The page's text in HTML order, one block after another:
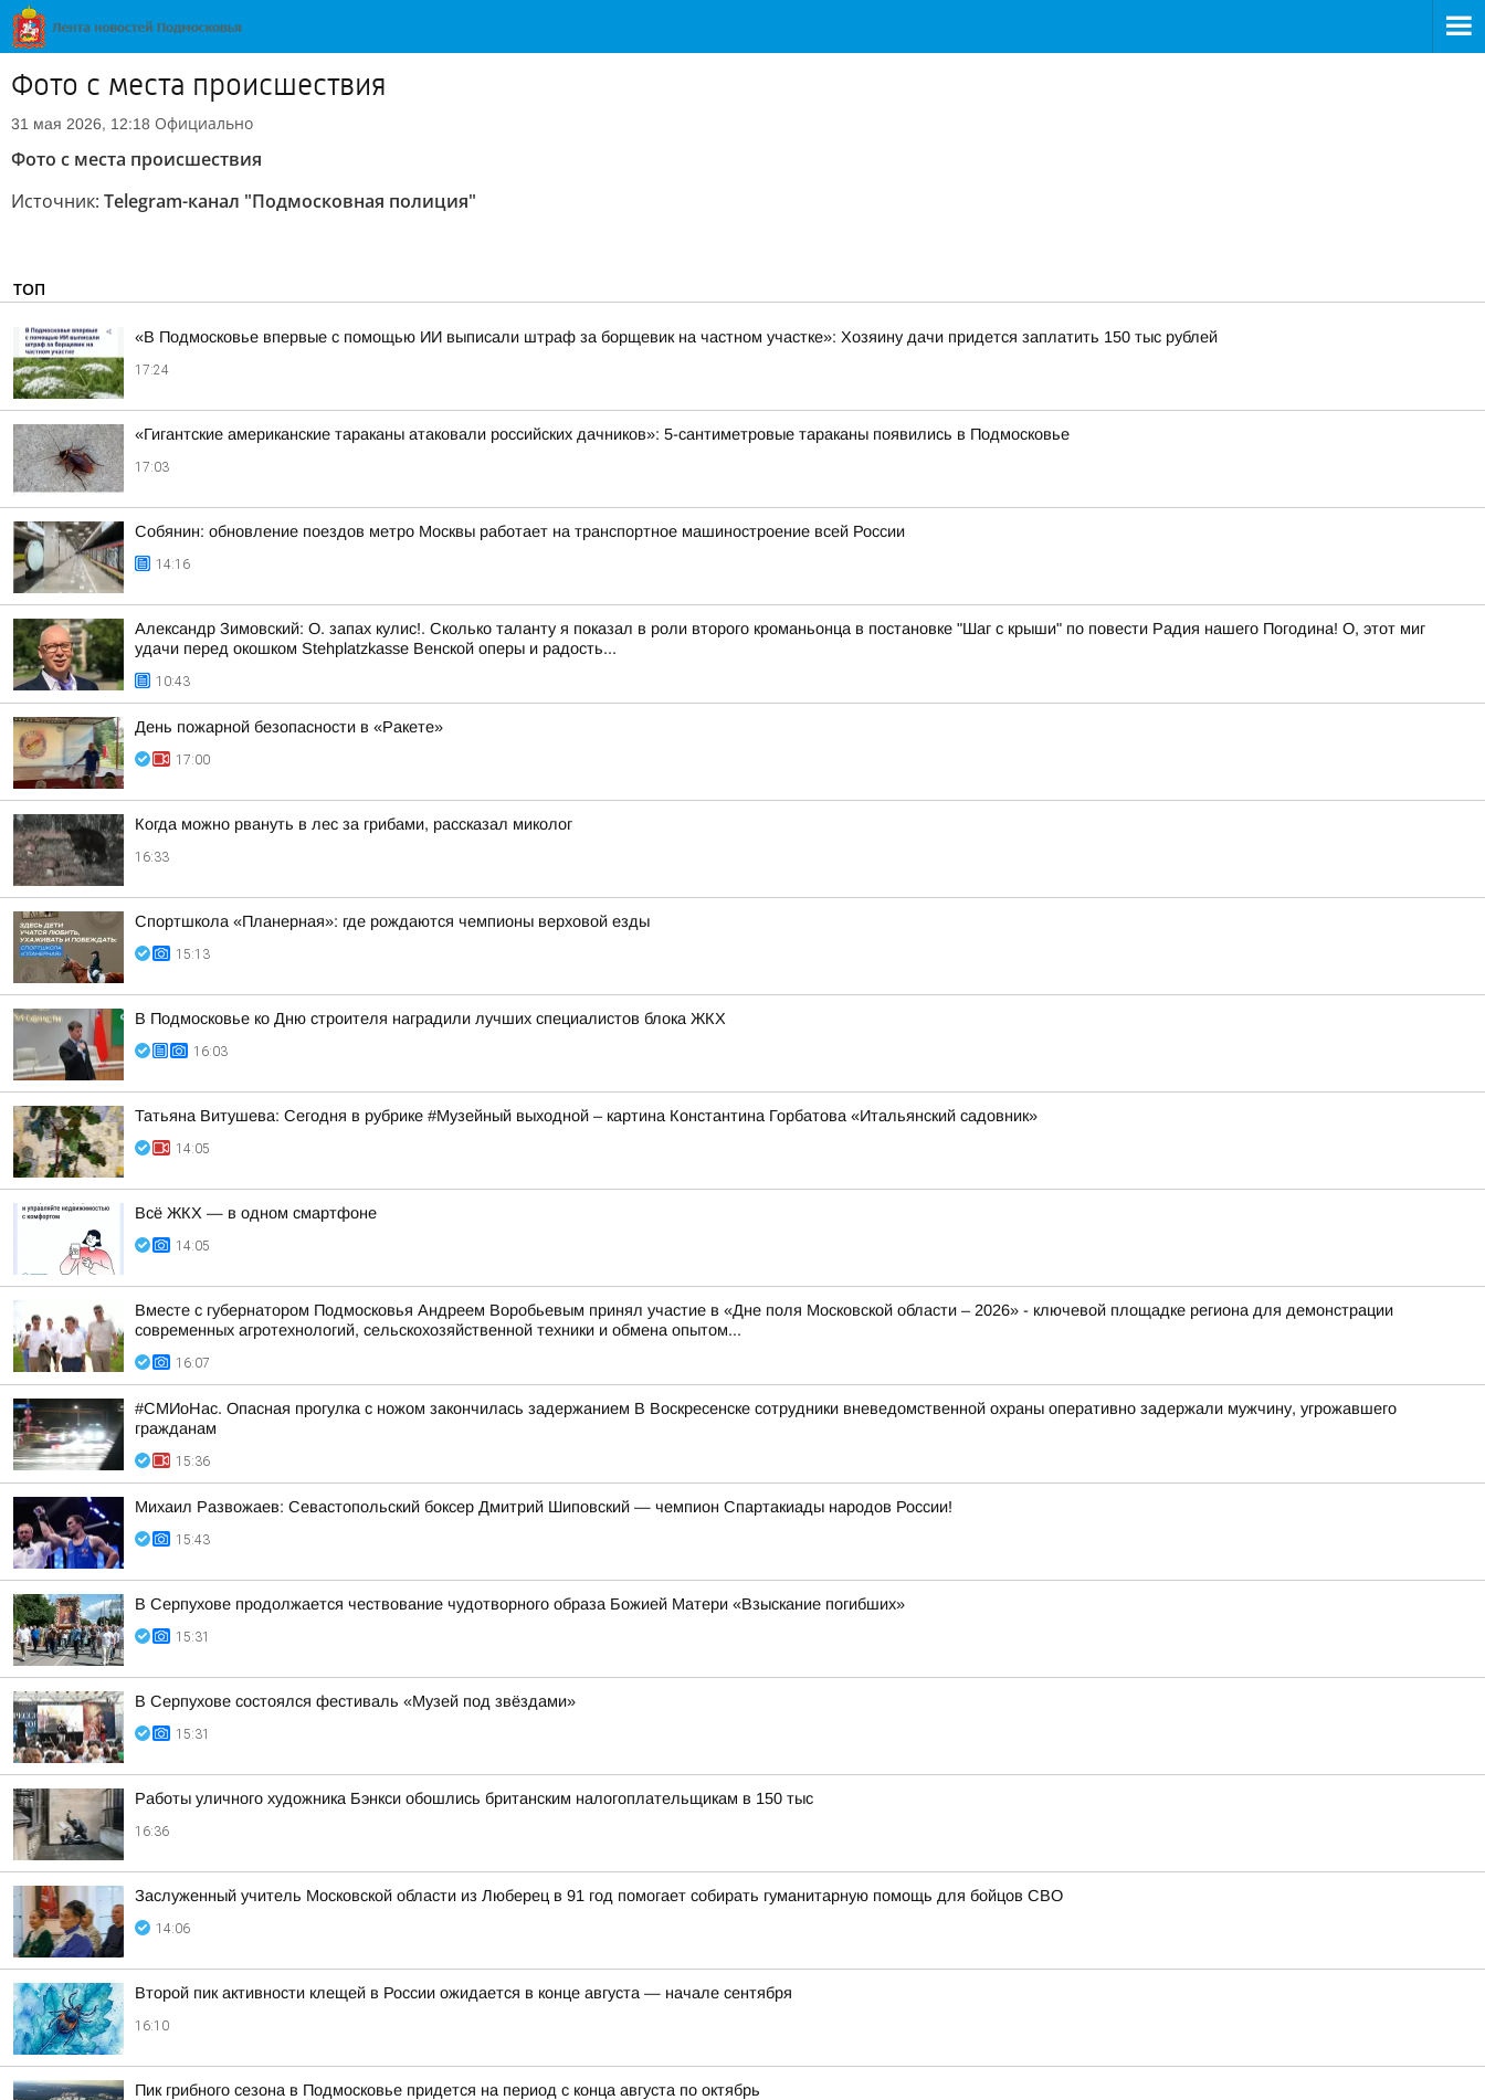
Фото с места происшествия
31 мая 2026, 12:18 Официально
Фото с места происшествия
Источник: Telegram-канал "Подмосковная полиция"
ТОП
«В Подмосковье впервые с помощью ИИ выписали штраф за борщевик на частном участке»: Хозяину дачи придется заплатить 150 тыс рублей
17:24
«Гигантские американские тараканы атаковали российских дачников»: 5-сантиметровые тараканы появились в Подмосковье
17:03
Собянин: обновление поездов метро Москвы работает на транспортное машиностроение всей России
14:16
Александр Зимовский: О. запах кулис!. Сколько таланту я показал в роли второго кроманьонца в постановке "Шаг с крыши" по повести Радия нашего Погодина! О, этот миг
удачи перед окошком Stehplatzkasse Венской оперы и радость...
10:43
День пожарной безопасности в «Ракете»
17:00
Когда можно рвануть в лес за грибами, рассказал миколог
16:33
Спортшкола «Планерная»: где рождаются чемпионы верховой езды
15:13
В Подмосковье ко Дню строителя наградили лучших специалистов блока ЖКХ
16:03
Татьяна Витушева: Сегодня в рубрике #Музейный выходной – картина Константина Горбатова «Итальянский садовник»
14:05
Всё ЖКХ — в одном смартфоне
14:05
Вместе с губернатором Подмосковья Андреем Воробьевым принял участие в «Дне поля Московской области – 2026» - ключевой площадке региона для демонстрации
современных агротехнологий, сельскохозяйственной техники и обмена опытом...
16:07
#СМИоНас. Опасная прогулка с ножом закончилась задержанием В Воскресенске сотрудники вневедомственной охраны оперативно задержали мужчину, угрожавшего
гражданам
15:36
Михаил Развожаев: Севастопольский боксер Дмитрий Шиповский — чемпион Спартакиады народов России!
15:43
В Серпухове продолжается чествование чудотворного образа Божией Матери «Взыскание погибших»
15:31
В Серпухове состоялся фестиваль «Музей под звёздами»
15:31
Работы уличного художника Бэнкси обошлись британским налогоплательщикам в 150 тыс
16:36
Заслуженный учитель Московской области из Люберец в 91 год помогает собирать гуманитарную помощь для бойцов СВО
14:06
Второй пик активности клещей в России ожидается в конце августа — начале сентября
16:10
Пик грибного сезона в Подмосковье придется на период с конца августа по октябрь